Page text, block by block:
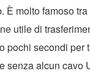
È molto famoso
utile di
pochi secondi per
senza alcun cavo